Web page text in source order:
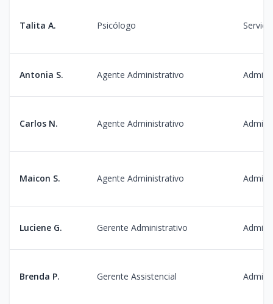
Talita A. Psicólogo
Antonia S. Agente Administrativo
Carlos N. Agente Administrativo
Maicon S. Agente Administrativo
Luciene G. Gerente Administrativo
Brenda P. Gerente Assistencial